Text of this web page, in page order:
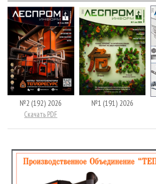
№2 (192) 2026
Скачать PDF
№1 (191) 2026